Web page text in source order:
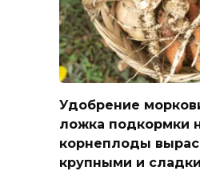
Удобрение
ложка подкормки
корнеплоды
крупными и